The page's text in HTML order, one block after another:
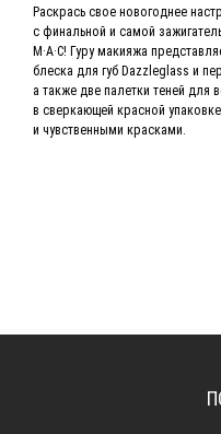
Раскрась свое новогоднее
с финальной и самой
M·A·C! Гуру макияжа
блеска для губ Dazzleglass и
а также две палетки теней для
в сверкающей красной
и чувственными красками.